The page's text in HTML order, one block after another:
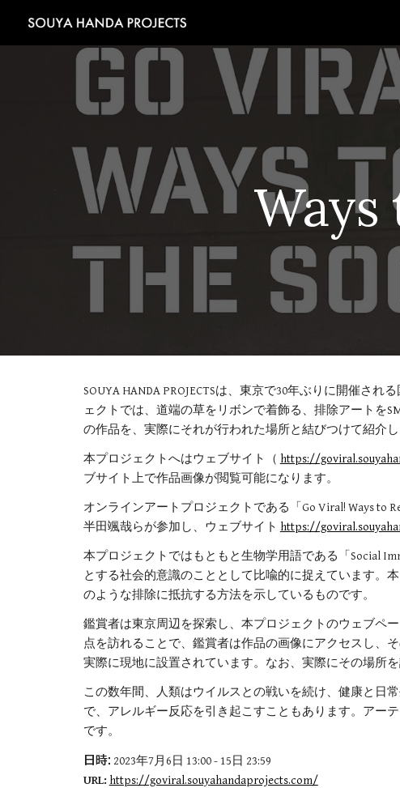
Ways
SOUYA HANDA PROJECTSは、東京で30年ぶりに開催さ
ェクトでは、道端の草をリボンで着飾る、排除アートを
の作品を、実際にそれが行われた場所と結びつけて紹介し
本プロジェクトへはウェブサイト（ https://
ブサイト上で作品画像が閲覧可能になります。
オンラインアートプロジェクトである「Go Viral! Ways to
半田颯哉らが参加し、ウェブサイト https://
本プロジェクトではもともと生物学用語である「Social
とする社会的意識のこととして比喩的に捉えています。
のような排除に抵抗する方法を示しているものです。
鑑賞者は東京周辺を探索し、本プロジェクトのウェブペ
点を訪れることで、鑑賞者は作品の画像にアクセスし、
実際に現地に設置されています。なお、実際にその場所
この数年間、人類はウイルスとの戦いを続け、健康と日
で、アレルギー反応を引き起こすこともあります。アー
です。
日時: 2023年7月6日 13:00 - 15日 23:59
URL: https://goviral.souyahandaprojects.com/